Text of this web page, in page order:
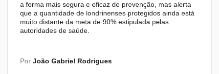
a forma mais segura e eficaz de prevenção, mas alerta
que a quantidade de londrinenses protegidos ainda está
muito distante da meta de 90% estipulada pelas
autoridades de saúde.
Por João Gabriel Rodrigues